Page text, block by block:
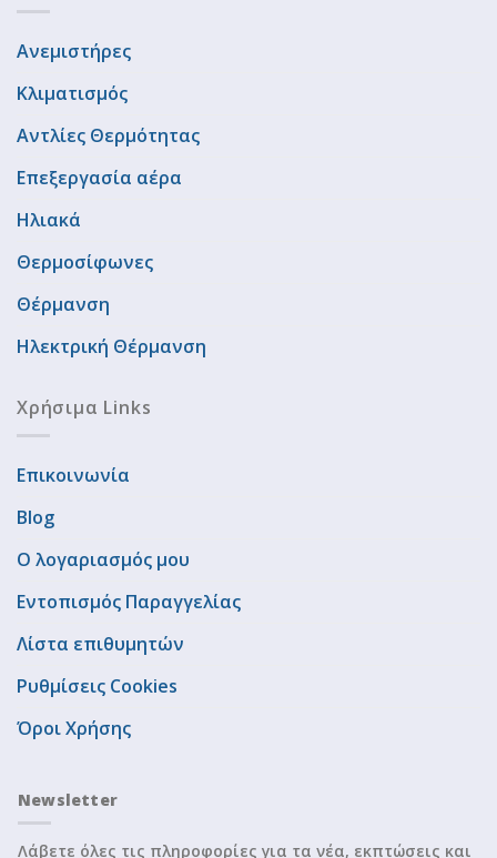
Ανεμιστήρες
Κλιματισμός
Αντλίες Θερμότητας
Επεξεργασία αέρα
Ηλιακά
Θερμοσίφωνες
Θέρμανση
Ηλεκτρική Θέρμανση
Χρήσιμα Links
Επικοινωνία
Blog
Ο λογαριασμός μου
Εντοπισμός Παραγγελίας
Λίστα επιθυμητών
Ρυθμίσεις Cookies
Όροι Χρήσης
Newsletter
Λάβετε όλες τις πληροφορίες για τα νέα, εκπτώσεις και